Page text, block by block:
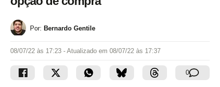
Por: Bernardo Gentile
08/07/22 às 17:23 - Atualizado em 08/07/22 às 17:37
0